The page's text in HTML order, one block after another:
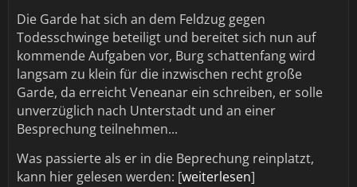
Die Garde hat sich an dem Feldzug gegen
Todesschwinge beteiligt und bereitet sich nun auf
kommende Aufgaben vor, Burg schattenfang wird
langsam zu klein für die inzwischen recht große
Garde, da erreicht Veneanar ein schreiben, er solle
unverzüglich nach Unterstadt und an einer
Besprechung teilnehmen...
Was passierte als er in die Beprechung reinplatzt,
kann hier gelesen werden: [weiterlesen]